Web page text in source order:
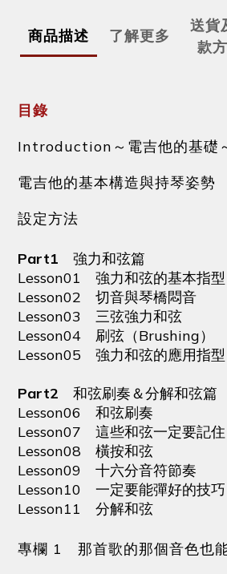
商品描述 了解更多
送貨
款
目錄
Introduction～電吉他的基礎
電吉他的基本構造與持琴姿勢
設定方法
Part1 強力和弦篇
Lesson01 強力和弦的基本指型
Lesson02 切音與琴橋悶音
Lesson03 三弦強力和弦
Lesson04 刷弦（Brushing）
Lesson05 強力和弦的應用指型
Part2 和弦刷奏＆分解和弦篇
Lesson06 和弦刷奏
Lesson07 這些和弦一定要記住
Lesson08 橫按和弦
Lesson09 十六分音符節奏
Lesson10 一定要能彈好的技巧
Lesson11 分解和弦
專欄 1 那首歌的那個音色也